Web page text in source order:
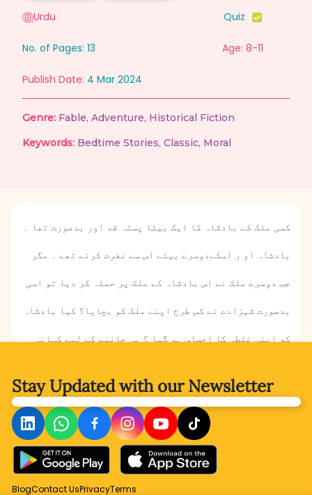
Urdu Quiz
No. of Pages: 13 Age: 8-11
Publish Date: 4 Mar 2024
Genre: Fable, Adventure, Historical Fiction
Keywords: Bedtime Stories, Classic, Moral
کسی ملک کے بادشاہ کا ایک بیٹا پستہ قد اور بدصورت تھا ۔
بادشاہ او ر اسکےدوسرے بیٹے اس سے نفرت کرتے تھے ۔ مگر
جب دوسرے ملک نے اس بادشاہ کے ملک پر حملہ کر دیا تو اسی
بدصورت شہزادے نے کس طرح اپنے ملک کو بچایا؟ کیا بادشاہ
کو اپنی غلطی کا احساس ہو گیا ؟ یہ جاننے کے لیے کہانی
Stay Updated withour Newsletter
BlogContact UsPrivacyTerms